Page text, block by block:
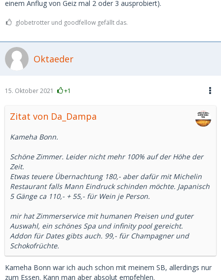
einem Anflug von Geiz mal 2 oder 3 ausprobiert).
globetrotter und goodfellow gefällt das.
Oktaeder
15. Oktober 2021 +1
Zitat von Da_Dampa
Kameha Bonn.
Schöne Zimmer. Leider nicht mehr 100% auf der Höhe der
Zeit.
Etwas teuere Übernachtung 180,- aber dafür mit Michelin
Restaurant falls Mann Eindruck schinden möchte. Japanisch
5 Gänge ca 110,- + 55,- für Wein je Person.
mir hat Zimmerservice mit humanen Preisen und guter
Auswahl, ein schönes Spa und infinity pool gereicht.
Addon für Dates gibts auch. 99,- für Champagner und
Schokofrüchte.
Kameha Bonn war ich auch schon mit meinem SB, allerdings nur
zum Essen. Kann man aber absolut empfehlen.